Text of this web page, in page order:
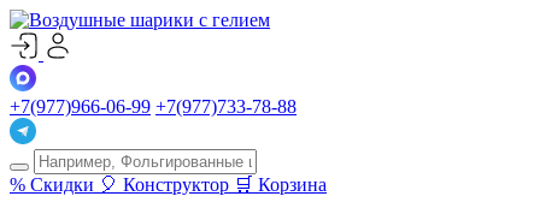
+7(977)966-06-99 +7(977)733-78-88
% Скидки 🎈 Конструктор 🛒 Корзина